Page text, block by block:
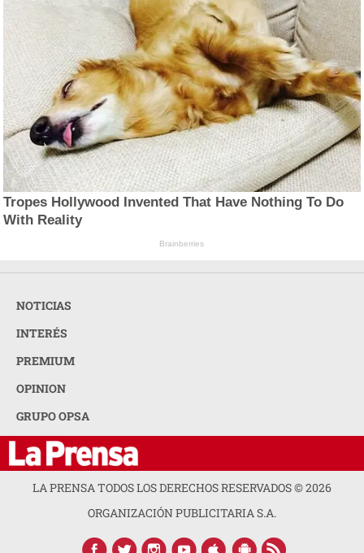
Tropes Hollywood Invented That Have Nothing To Do
With Reality
Brainberries
NOTICIAS
INTERÉS
PREMIUM
OPINION
GRUPO OPSA
LA PRENSA TODOS LOS DERECHOS RESERVADOS ©2026
ORGANIZACIÓN PUBLICITARIA S.A.